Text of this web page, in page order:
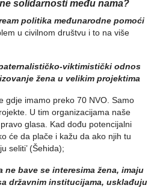
solidarnosti među nama?
politika međunarodne pomoći
u civilnom društvu i to na više
viktimistički odnos
žena u velikim projektima
gdje imamo preko 70 NVO. Samo
U tim organizacijama naše
glasa. Kad dođu potencijalni
će da plače i kažu da ako njih tu
seliti’ (Šehida);
ne bave se interesima žena, imaju
državnim institucijama, usklađuju